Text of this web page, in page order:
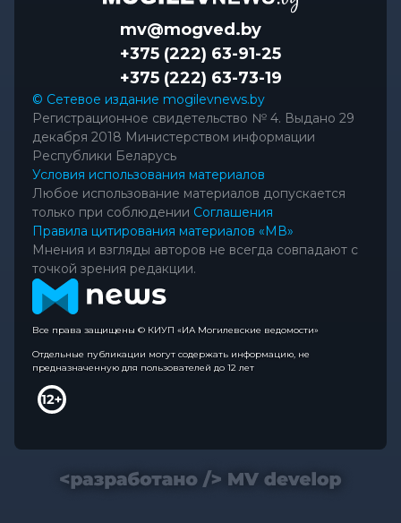
mv@mogved.by
+375 (222) 63-91-25
+375 (222) 63-73-19
© Сетевое издание mogilevnews.by
Регистрационное свидетельство № 4. Выдано 29
декабря 2018 Министерством информации
Республики Беларусь
Условия использования материалов
Любое использование материалов допускается
только при соблюдении Соглашения
Правила цитирования материалов «МВ»
Мнения и взгляды авторов не всегда совпадают с
точкой зрения редакции.
Все права защищены © КИУП «ИА Могилевские ведомости»
Отдельные публикации могут содержать информацию, не
предназначенную для пользователей до 12 лет